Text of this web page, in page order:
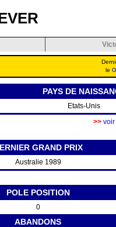
le
PAYS DE
Etats-Unis
>>
GRAND PRIX
Australie 1989
POLE POSITION
0
ABANDONS